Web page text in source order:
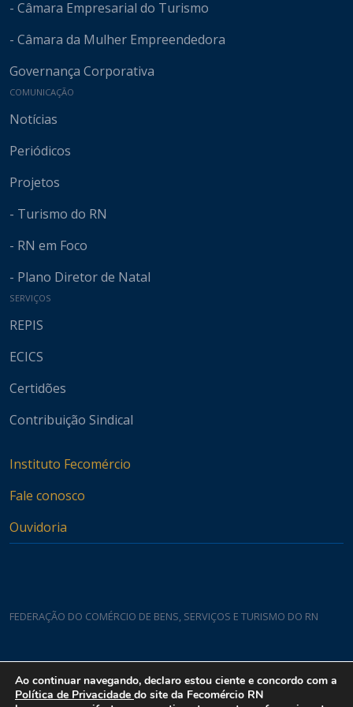
- Câmara Empresarial do Turismo
- Câmara da Mulher Empreendedora
Governança Corporativa
COMUNICAÇÃO
Notícias
Periódicos
Projetos
- Turismo do RN
- RN em Foco
- Plano Diretor de Natal
SERVIÇOS
REPIS
ECICS
Certidões
Contribuição Sindical
Instituto Fecomércio
Fale conosco
Ouvidoria
FEDERAÇÃO DO COMÉRCIO DE BENS, SERVIÇOS E TURISMO DO RN
Rua Padre João Damasceno, 1935 - Lagoa Nova CEP 59075-760
Ao continuar navegando, declaro estou ciente e concordo com a
Política de Privacidade do site da Fecomércio RN